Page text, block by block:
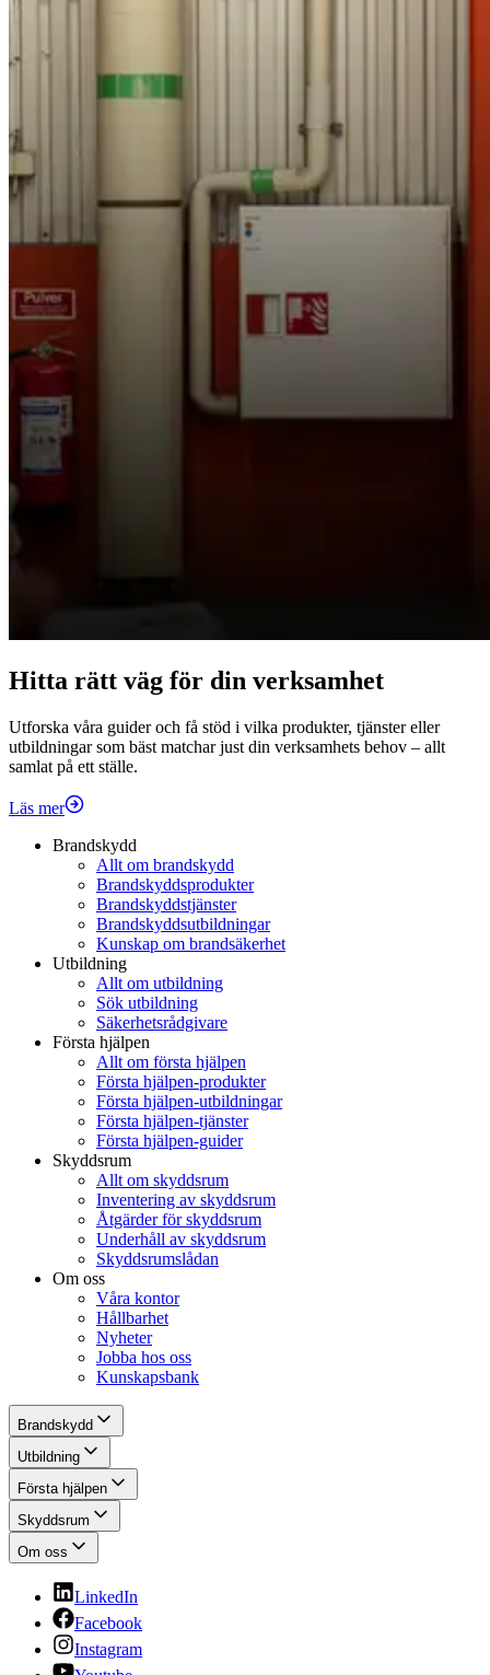
Hitta rätt väg för din verksamhet
Utforska våra guider och få stöd i vilka produkter, tjänster eller
utbildningar som bäst matchar just din verksamhets behov – allt
samlat på ett ställe.
Läs mer
Brandskydd
Allt om brandskydd
Brandskyddsprodukter
Brandskyddstjänster
Brandskyddsutbildningar
Kunskap om brandsäkerhet
Utbildning
Allt om utbildning
Sök utbildning
Säkerhetsrådgivare
Första hjälpen
Allt om första hjälpen
Första hjälpen-produkter
Första hjälpen-utbildningar
Första hjälpen-tjänster
Första hjälpen-guider
Skyddsrum
Allt om skyddsrum
Inventering av skyddsrum
Åtgärder för skyddsrum
Underhåll av skyddsrum
Skyddsrumslådan
Om oss
Våra kontor
Hållbarhet
Nyheter
Jobba hos oss
Kunskapsbank
Brandskydd
Utbildning
Första hjälpen
Skyddsrum
Om oss
LinkedIn
Facebook
Instagram